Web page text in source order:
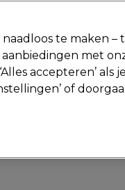
Beauty Salon
te maken
met
accepteren’ als
of